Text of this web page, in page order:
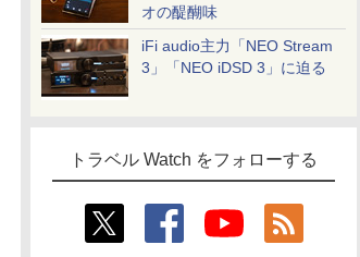
オの醍醐味
iFi audio主力「NEO Stream
3」「NEO iDSD 3」に迫る
トラベル Watch をフォローする